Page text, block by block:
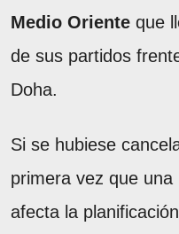
Medio Oriente que
de sus partidos
Doha.
Si se hubiese
primera vez que
afecta la